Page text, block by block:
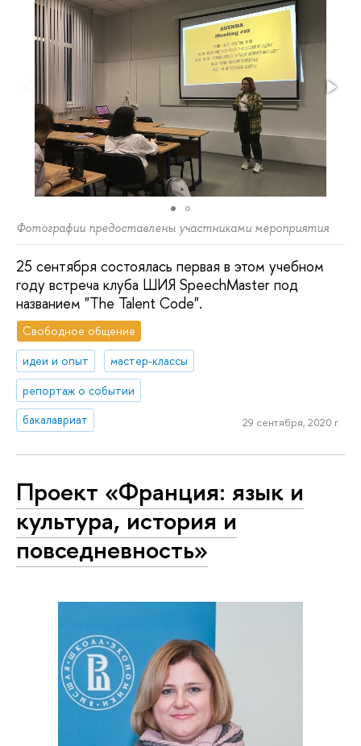
Фотографии предоставлены участниками мероприятия
25 сентября состоялась первая в этом учебном
году встреча клуба ШИЯ SpeechMaster под
названием "The Talent Code".
Свободное общение
идеи и опыт
мастер-классы
репортаж о событии
бакалавриат
29 сентября, 2020 г.
Проект «Франция: язык и
культура, история и
повседневность»